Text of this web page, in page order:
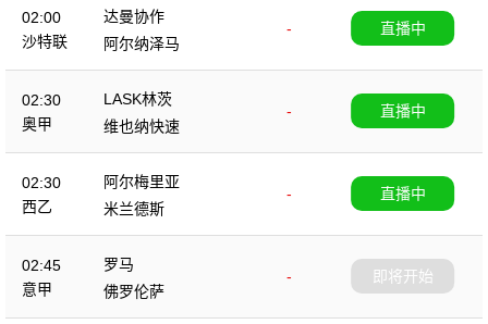
02:00
沙特联
达曼协作
-
阿尔纳泽马
直播中
02:30
奥甲
LASK林茨
-
维也纳快速
直播中
02:30
西乙
阿尔梅里亚
-
米兰德斯
直播中
02:45
意甲
罗马
-
佛罗伦萨
即将开始